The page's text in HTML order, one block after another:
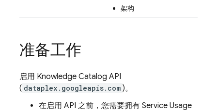
架构
准备工作
启用 Knowledge Catalog API
( dataplex.googleapis.com )。
在启用 API 之前，您需要拥有 Service Usage